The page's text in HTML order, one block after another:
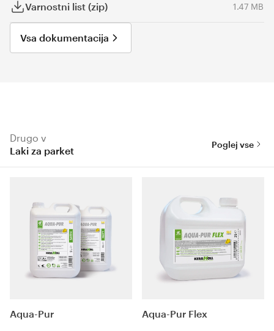
Varnostni list (zip) 1.47 MB
Vsa dokumentacija
Drugo v
Laki za parket
Poglej vse
Aqua-Pur Aqua-Pur Flex